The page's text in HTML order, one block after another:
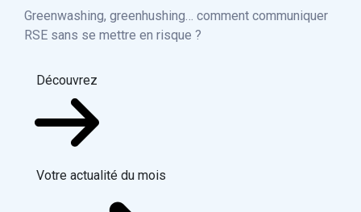
Greenwashing, greenhushing… comment communiquer
RSE sans se mettre en risque ?
Découvrez
Votre actualité du mois